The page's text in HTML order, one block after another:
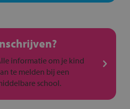
informatie om je kind
te melden bij een
school.